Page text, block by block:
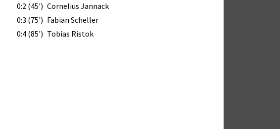
0:2 (45') Cornelius Jannack
0:3 (75') Fabian Scheller
0:4 (85') Tobias Ristok